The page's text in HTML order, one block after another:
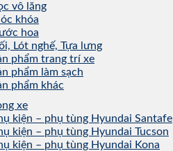
vô lăng
khóa
hoa
Lót nghế, Tựa lưng
phẩm trang trí xe
phẩm làm sạch
phẩm khác
xe
kiện – phụ tùng Hyundai Santafe
kiện – phụ tùng Hyundai Tucson
kiện – phụ tùng Hyundai Kona